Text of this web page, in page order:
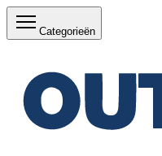
Categorieën